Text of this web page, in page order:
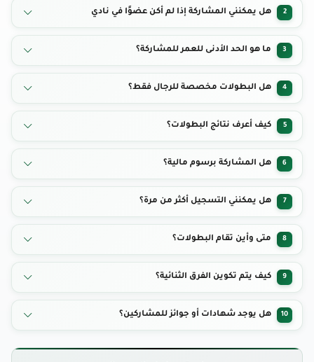
يتم التسجيل من خلال صفحة البطولات، اختر البطولة المناسبة واملأ النموذج
المطلوب.
2 هل يمكنني المشاركة إذا لم أكن عضوًا في نادي
نعم، المشاركة مفتوحة للجميع حسب شروط البطولة المحددة.
3 ما هو الحد الأدنى للعمر للمشاركة؟
يختلف حسب نوع البطولة، لكن غالبًا يشترط أن يكون المشارك 18 سنة فأكثر.
4 هل البطولات مخصصة للرجال فقط؟
لا، بعض البطولات مفتوحة للجميع، والبعض الآخر قد يكون مخصصًا لفئات
محددة.
5 كيف أعرف نتائج البطولات؟
يتم نشر النتائج في صفحة الأخبار أو صفحة البطولة نفسها بعد انتهاء الفعالية.
6 هل المشاركة برسوم مالية؟
بعض البطولات مجانية، وبعضها يتطلب رسوم تسجيل بسيطة حسب نوع
الفعالية.
7 هل يمكنني التسجيل أكثر من مرة؟
لا، يُسمح لكل مشارك بالتسجيل مرة واحدة فقط، ويجب استخدام بيانات
صحيحة.
8 متى وأين تقام البطولات؟
المواعيد والمواقع يتم الإعلان عنها ضمن صفحة كل بطولة على الموقع.
9 كيف يتم تكوين الفرق الثنائية؟
يتم تكوين الفرق تلقائيًا من المشاركين المقبولين وفقًا للنظام المعتمد.
10 هل يوجد شهادات أو جوائز للمشاركين؟